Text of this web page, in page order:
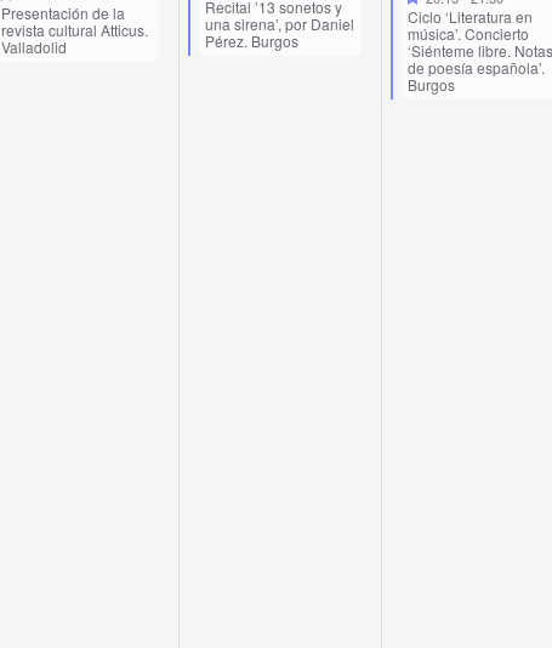
Presentación de la
revista cultural Atticus.
Valladolid
Recital ’13 sonetos y
una sirena’, por Daniel
Pérez. Burgos
Ciclo ‘Literatura en
música’. Concierto
‘Siénteme libre.
de poesía española’.
Burgos